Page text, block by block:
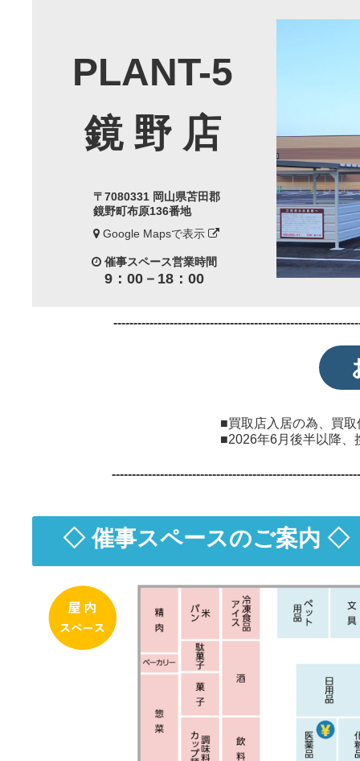
PLANT-5
鏡 野 店
◇ 催事スペースのご案内 ◇
〒7080331 岡山県苫田郡
鏡野町布原136番地
Google Mapsで表示
催事スペース営業時間
9：00－18：00
■買取店入居の為、買
■2026年6月後半以降、